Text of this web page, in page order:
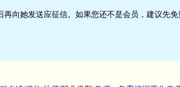
向她发送应征信。如果您还不是会员，建议先免